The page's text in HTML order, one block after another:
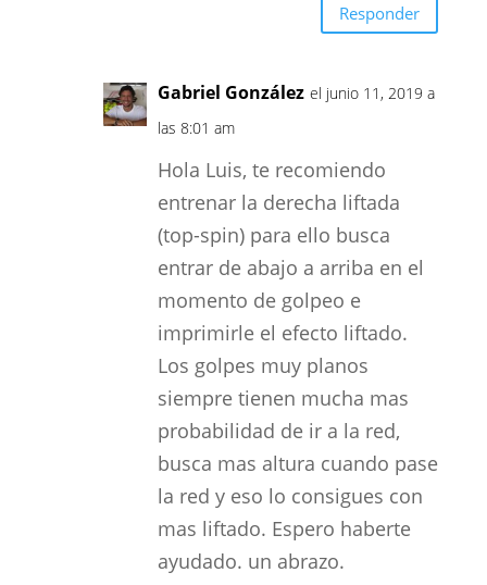
Responder
Gabriel González el junio 11, 2019 a
las 8:01 am
Hola Luis, te recomiendo
entrenar la derecha liftada
(top-spin) para ello busca
entrar de abajo a arriba en el
momento de golpeo e
imprimirle el efecto liftado.
Los golpes muy planos
siempre tienen mucha mas
probabilidad de ir a la red,
busca mas altura cuando pase
la red y eso lo consigues con
mas liftado. Espero haberte
ayudado. un abrazo.